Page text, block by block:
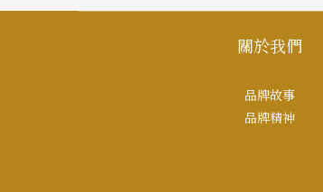
關於我們
品牌故事
品牌精神